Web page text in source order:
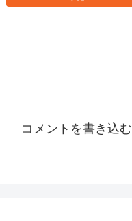
コメントを書き込む